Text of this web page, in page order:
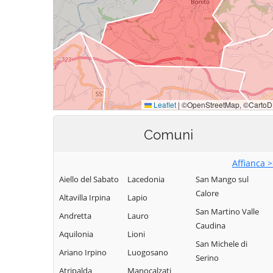
Comuni
Affianca
Aiello del Sabato
Altavilla Irpina
Andretta
Aquilonia
Ariano Irpino
Atripalda
Lacedonia
Lapio
Lauro
Lioni
Luogosano
Manocalzati
San Mango sul
Calore
San Martino Valle
Caudina
San Michele di
Serino